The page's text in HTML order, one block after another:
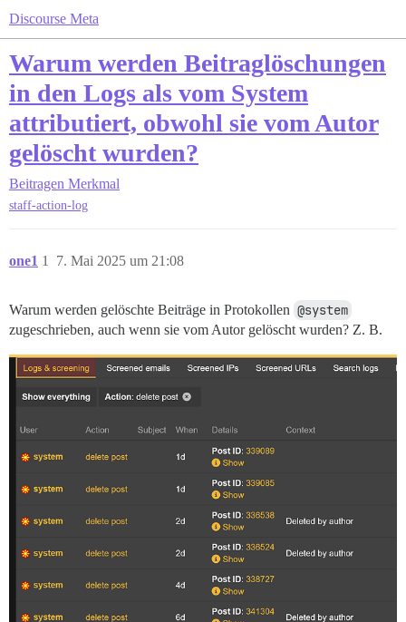
Discourse Meta
Warum werden Beitraglöschungen
in den Logs als vom System
attributiert, obwohl sie vom Autor
gelöscht wurden?
Beitragen Merkmal
staff-action-log
one1 7. Mai 2025 um 21:08
1
Warum werden gelöschte Beiträge in Protokollen @system
zugeschrieben, auch wenn sie vom Autor gelöscht wurden? Z. B.